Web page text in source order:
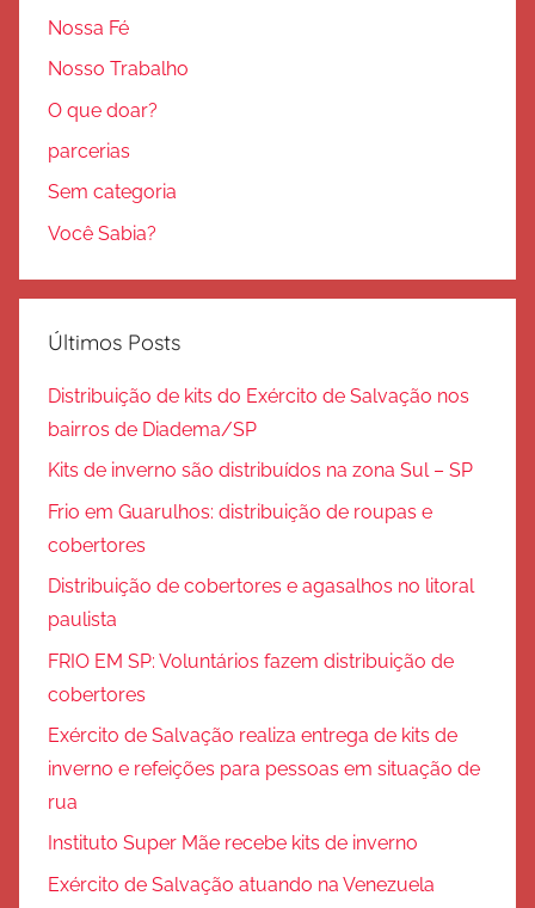
Nossa Fé
Nosso Trabalho
O que doar?
parcerias
Sem categoria
Você Sabia?
Últimos Posts
Distribuição de kits do Exército de Salvação nos
bairros de Diadema/SP
Kits de inverno são distribuídos na zona Sul – SP
Frio em Guarulhos: distribuição de roupas e
cobertores
Distribuição de cobertores e agasalhos no litoral
paulista
FRIO EM SP: Voluntários fazem distribuição de
cobertores
Exército de Salvação realiza entrega de kits de
inverno e refeições para pessoas em situação de
rua
Instituto Super Mãe recebe kits de inverno
Exército de Salvação atuando na Venezuela